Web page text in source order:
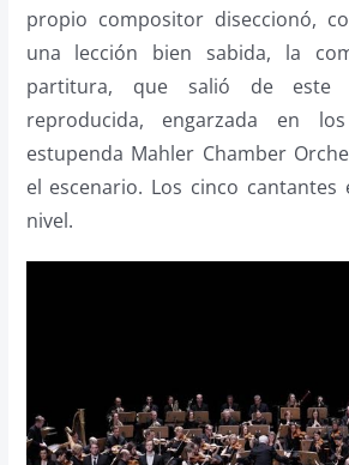
propio compositor diseccionó,
una lección bien sabida, la
partitura, que salió de este
reproducida, engarzada en
estupenda Mahler Chamber
el escenario. Los cinco cantantes
nivel.